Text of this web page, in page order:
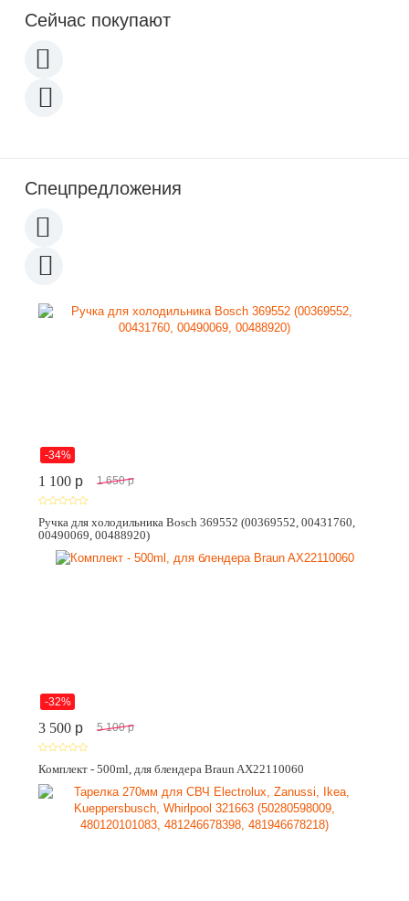
Сейчас покупают
Спецпредложения
-34%
1 100 p 1 650 p
Ручка для холодильника Bosch 369552 (00369552, 00431760,
00490069, 00488920)
-32%
3 500 p 5 100 p
Комплект - 500ml, для блендера Braun AX22110060